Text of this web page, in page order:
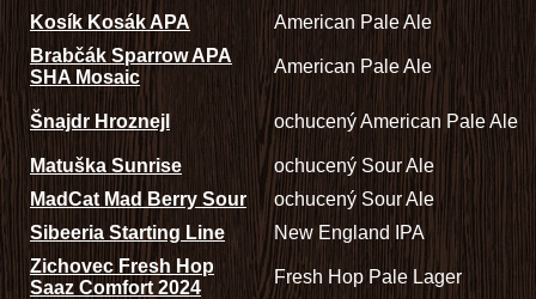
Kosík Kosák APA
American Pale Ale
Brabčák Sparrow APA
SHA Mosaic
American Pale Ale
Šnajdr Hroznejl ochucený American Pale Ale
Matuška Sunrise
ochucený Sour Ale
MadCat Mad Berry Sour
ochucený Sour Ale
Sibeeria Starting Line
New England IPA
Zichovec Fresh Hop
Saaz Comfort 2024
Fresh Hop Pale Lager